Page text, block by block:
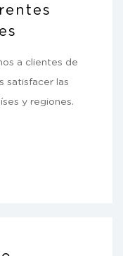
a clientes de
satisfacer las
y regiones.